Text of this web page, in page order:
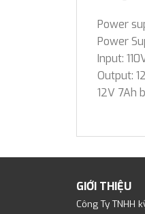
Power
Power
Input:
Output:
12V 7Ah
GIỚI THIỆU
Công Ty TNHH